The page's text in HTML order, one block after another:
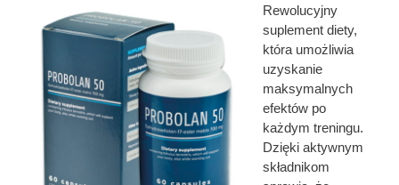
Rewolucyjny
suplement diety,
która umożliwia
uzyskanie
maksymalnych
efektów po
każdym treningu.
Dzięki aktywnym
składnikom